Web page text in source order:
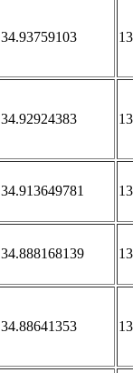
34.93759103
34.92924383
34.913649781
34.888168139
34.88641353